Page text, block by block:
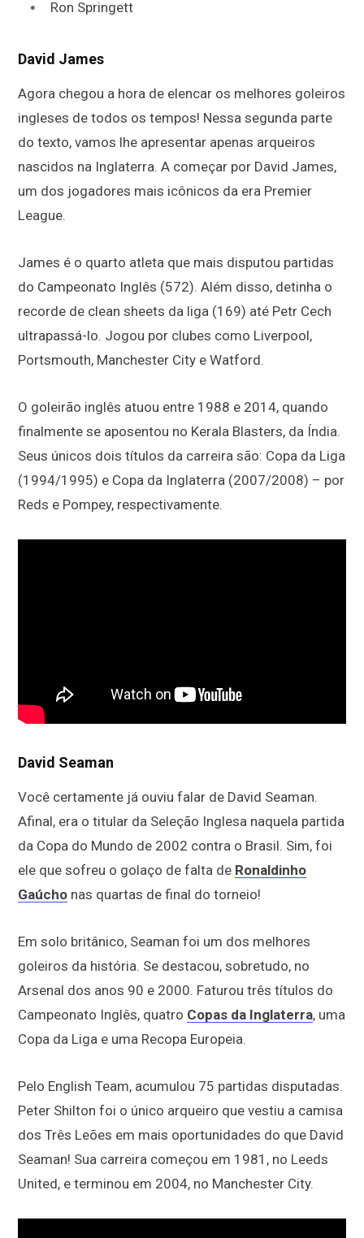
Ron Springett
David James
Agora chegou a hora de elencar os melhores goleiros
ingleses de todos os tempos! Nessa segunda parte
do texto, vamos lhe apresentar apenas arqueiros
nascidos na Inglaterra. A começar por David James,
um dos jogadores mais icônicos da era Premier
League.
James é o quarto atleta que mais disputou partidas
do Campeonato Inglês (572). Além disso, detinha o
recorde de clean sheets da liga (169) até Petr Cech
ultrapassá-lo. Jogou por clubes como Liverpool,
Portsmouth, Manchester City e Watford.
O goleirão inglês atuou entre 1988 e 2014, quando
finalmente se aposentou no Kerala Blasters, da Índia.
Seus únicos dois títulos da carreira são: Copa da Liga
(1994/1995) e Copa da Inglaterra (2007/2008) – por
Reds e Pompey, respectivamente.
David Seaman
Você certamente já ouviu falar de David Seaman.
Afinal, era o titular da Seleção Inglesa naquela partida
da Copa do Mundo de 2002 contra o Brasil. Sim, foi
ele que sofreu o golaço de falta de Ronaldinho
Gaúcho nas quartas de final do torneio!
Em solo britânico, Seaman foi um dos melhores
goleiros da história. Se destacou, sobretudo, no
Arsenal dos anos 90 e 2000. Faturou três títulos do
Campeonato Inglês, quatro Copas da Inglaterra, uma
Copa da Liga e uma Recopa Europeia.
Pelo English Team, acumulou 75 partidas disputadas.
Peter Shilton foi o único arqueiro que vestiu a camisa
dos Três Leões em mais oportunidades do que David
Seaman! Sua carreira começou em 1981, no Leeds
United, e terminou em 2004, no Manchester City.